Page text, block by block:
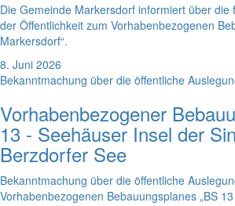
Die Gemeinde Markersdorf informiert über die
der Öffentlichkeit zum Vorhabenbezogenen
Markersdorf“.
8. Juni 2026
Bekanntmachung über die öffentliche
Vorhabenbezogener
13 - Seehäuser Insel der
Berzdorfer See
Bekanntmachung über die öffentliche
Vorhabenbezogenen Bebauungsplanes „BS